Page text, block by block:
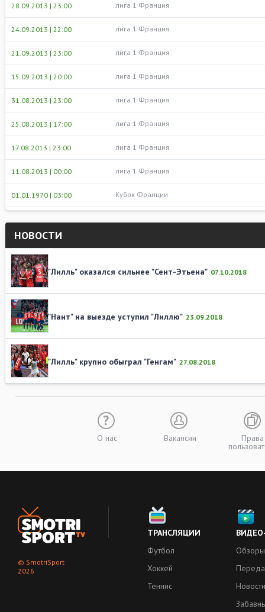
28.09.2013 | 23:00 лига 1 Франция
24.09.2013 | 22:00 лига 1 Франция
21.09.2013 | 23:00 лига 1 Франция
15.09.2013 | 20:00 лига 1 Франция
31.08.2013 | 23:00 лига 1 Франция
25.08.2013 | 17:00 лига 1 Франция
17.08.2013 | 23:00 лига 1 Франция
11.08.2013 | 00:00 лига 1 Франция
01.01.1970 | 03:00 Кубок Франции
НОВОСТИ
"Лилль" оказался сильнее "Сент-Этьена" 07.10.2018
"Нант" на выезде уступил "Лиллю" 23.09.2018
"Лилль" крупно обыграл "Генгам" 27.08.2018
О нас Вакансии Права
© SmotriSport
2026
ТРАНСЛЯЦИИ
Футбол
Хоккей
Теннис
Обзоры
Новости